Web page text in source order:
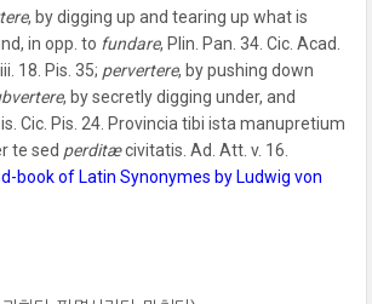
, by digging up and tearing up what is
in opp. to fundare, Plin. Pan. 34. Cic. Acad.
18. Pis. 35; pervertere, by pushing down
, by secretly digging under, and
Cic. Pis. 24. Provincia tibi ista manupretium
te sed perditæcivitatis. Ad. Att. v. 16.
book of Latin Synonymes by Ludwig von